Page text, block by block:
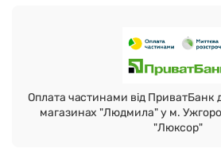
Оплата частинами від ПриватБанк
магазинах "Людмила" у м.
"Люксор"